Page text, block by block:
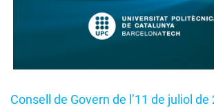
Consell de Govern de l’11 de juliol de